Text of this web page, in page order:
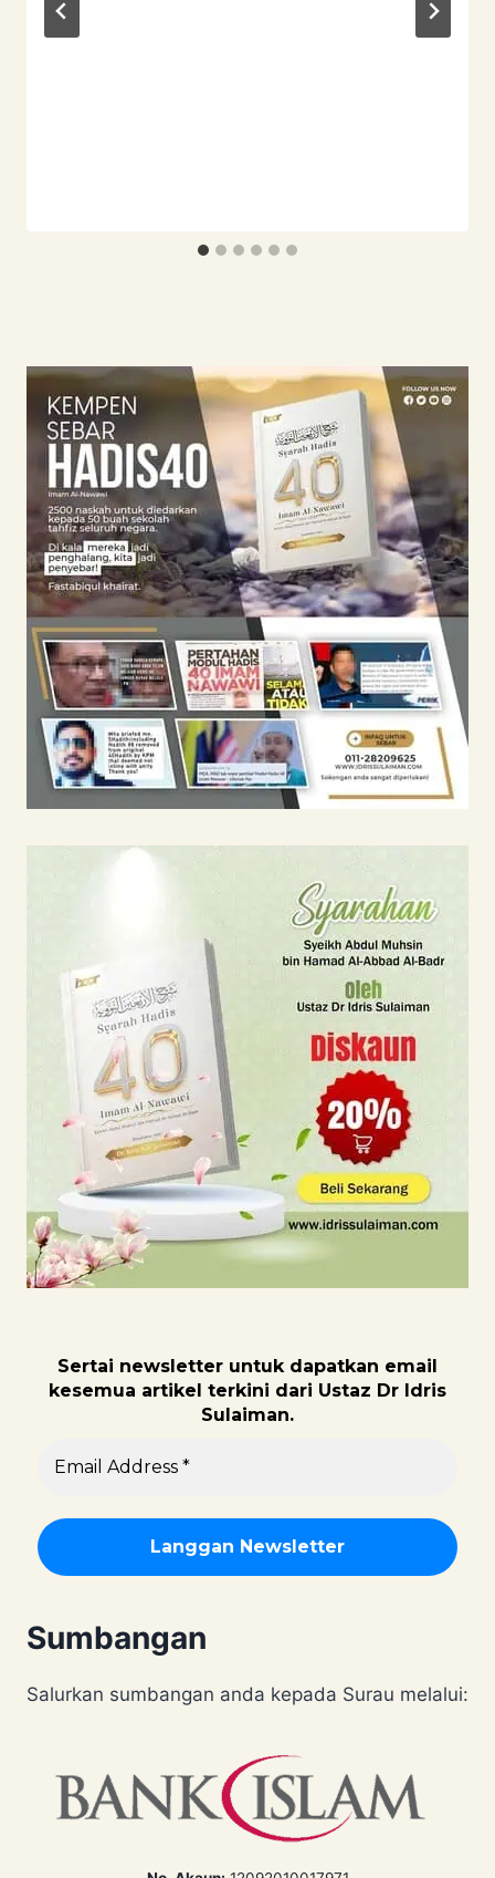
Sertai newsletter untuk dapatkan email
kesemua artikel terkini dari Ustaz Dr Idris
Sulaiman.
Sumbangan
Salurkan sumbangan anda kepada Surau melalui: